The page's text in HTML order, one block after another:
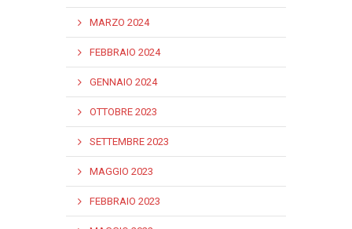
MARZO 2024
FEBBRAIO 2024
GENNAIO 2024
OTTOBRE 2023
SETTEMBRE 2023
MAGGIO 2023
FEBBRAIO 2023